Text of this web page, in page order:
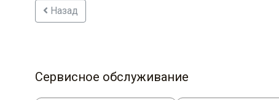
Назад
Сервисное обслуживание